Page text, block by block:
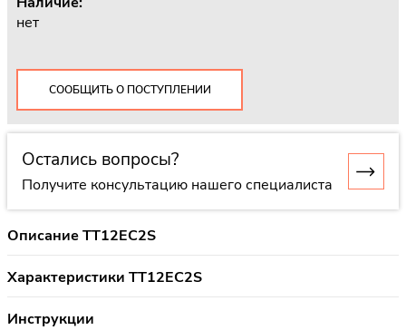
нет
СООБЩИТЬ О ПОСТУПЛЕНИИ
Остались вопросы?
Получите консультацию нашего специалиста
Описание TT12EC2S
Характеристики TT12EC2S
Инструкции